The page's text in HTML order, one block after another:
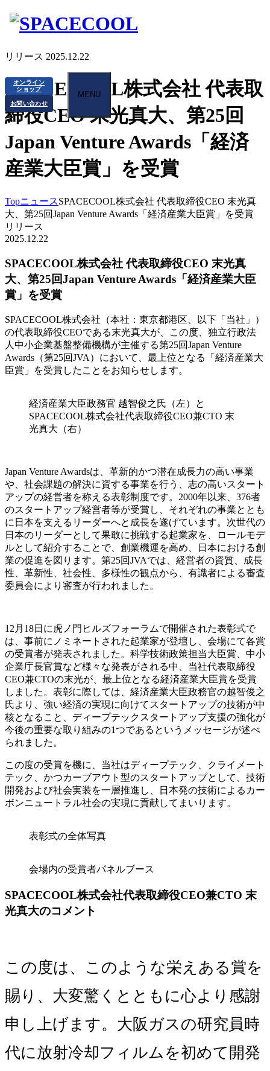
オンライン
ショップ
お問い合わせ
MENU
リリース 2025.12.22
SPACECOOL株式会社 代表取
締役CEO 末光真大、第25回
Japan Venture Awards「経済
産業大臣賞」を受賞
TopニュースSPACECOOL株式会社 代表取締役CEO 末光真
大、第25回Japan Venture Awards「経済産業大臣賞」を受賞
リリース
2025.12.22
SPACECOOL株式会社 代表取締役CEO 末光真
大、第25回Japan Venture Awards「経済産業大臣
賞」を受賞
SPACECOOL株式会社（本社：東京都港区、以下「当社」）
の代表取締役CEOである末光真大が、この度、独立行政法
人中小企業基盤整備機構が主催する第25回Japan Venture
Awards（第25回JVA）において、最上位となる「経済産業大
臣賞」を受賞したことをお知らせします。
経済産業大臣政務官 越智俊之氏（左）と
SPACECOOL株式会社代表取締役CEO兼CTO 末
光真大（右）
Japan Venture Awardsは、革新的かつ潜在成長力の高い事業
や、社会課題の解決に資する事業を行う、志の高いスタート
アップの経営者を称える表彰制度です。2000年以来、376者
のスタートアップ経営者等が受賞し、それぞれの事業ととも
に日本を支えるリーダーへと成長を遂げています。次世代の
日本のリーダーとして果敢に挑戦する起業家を、ロールモデ
ルとして紹介することで、創業機運を高め、日本における創
業の促進を図ります。第25回JVAでは、経営者の資質、成長
性、革新性、社会性、多様性の観点から、有識者による審査
委員会により審査が行われました。
12月18日に虎ノ門ヒルズフォーラムで開催された表彰式で
は、事前にノミネートされた起業家が登壇し、会場にて各賞
の受賞者が発表されました。科学技術政策担当大臣賞、中小
企業庁長官賞など様々な発表がされる中、当社代表取締役
CEO兼CTOの末光が、最上位となる経済産業大臣賞を受賞
しました。表彰に際しては、経済産業大臣政務官の越智俊之
氏より、強い経済の実現に向けてスタートアップの技術が中
核となること、ディープテックスタートアップ支援の強化が
今後の重要な取り組みの1つであるというメッセージが述べ
られました。
この度の受賞を機に、当社はディープテック、クライメート
テック、かつカーブアウト型のスタートアップとして、技術
開発および社会実装を一層推進し、日本発の技術によるカー
ボンニュートラル社会の実現に貢献してまいります。
表彰式の全体写真
会場内の受賞者パネルブース
SPACECOOL株式会社代表取締役CEO兼CTO 末
光真大のコメント
この度は、このような栄えある賞を
賜り、大変驚くとともに心より感謝
申し上げます。大阪ガスの研究員時
代に放射冷却フィルムを初めて開発